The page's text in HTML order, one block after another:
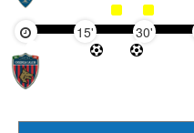
15' 30'